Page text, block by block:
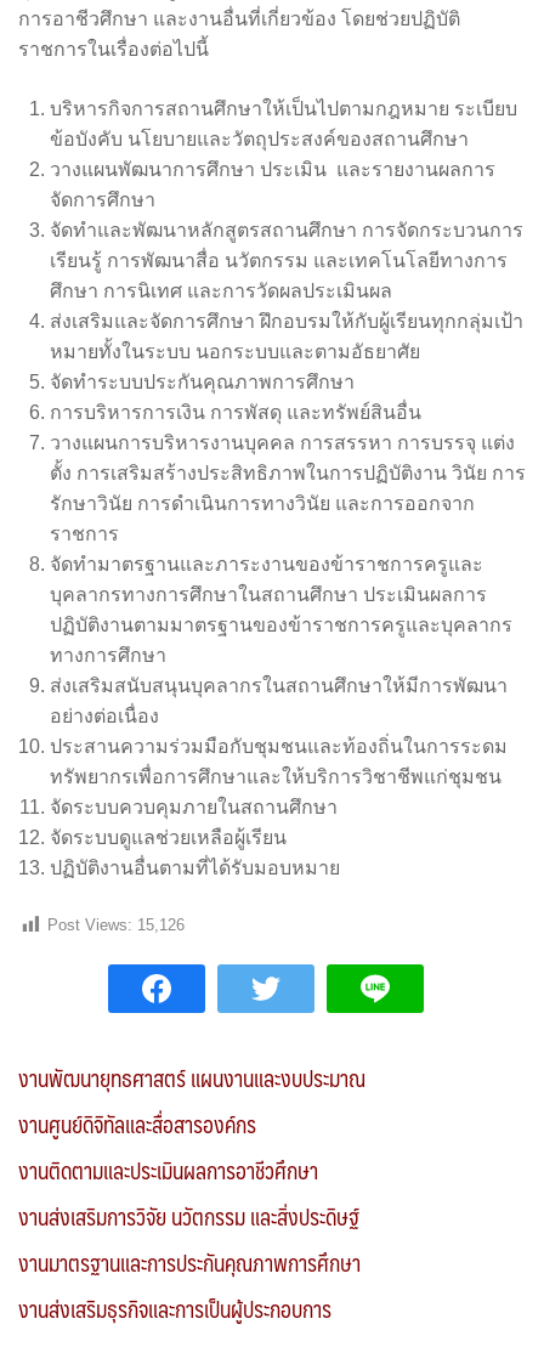
การอาชีวศึกษา และงานอื่นที่เกี่ยวข้อง โดยช่วยปฏิบัติ
ราชการในเรื่องต่อไปนี้
บริหารกิจการสถานศึกษาให้เป็นไปตามกฎหมาย ระเบียบ
ข้อบังคับ นโยบายและวัตถุประสงค์ของสถานศึกษา
วางแผนพัฒนาการศึกษา ประเมิน และรายงานผลการ
จัดการศึกษา
จัดทำและพัฒนาหลักสูตรสถานศึกษา การจัดกระบวนการ
เรียนรู้ การพัฒนาสื่อ นวัตกรรม และเทคโนโลยีทางการ
ศึกษา การนิเทศ และการวัดผลประเมินผล
ส่งเสริมและจัดการศึกษา ฝึกอบรมให้กับผู้เรียนทุกกลุ่มเป้า
หมายทั้งในระบบ นอกระบบและตามอัธยาศัย
จัดทำระบบประกันคุณภาพการศึกษา
การบริหารการเงิน การพัสดุ และทรัพย์สินอื่น
วางแผนการบริหารงานบุคคล การสรรหา การบรรจุ แต่ง
ตั้ง การเสริมสร้างประสิทธิภาพในการปฏิบัติงาน วินัย การ
รักษาวินัย การดำเนินการทางวินัย และการออกจาก
ราชการ
จัดทำมาตรฐานและภาระงานของข้าราชการครูและ
บุคลากรทางการศึกษาในสถานศึกษา ประเมินผลการ
ปฏิบัติงานตามมาตรฐานของข้าราชการครูและบุคลากร
ทางการศึกษา
ส่งเสริมสนับสนุนบุคลากรในสถานศึกษาให้มีการพัฒนา
อย่างต่อเนื่อง
ประสานความร่วมมือกับชุมชนและท้องถิ่นในการระดม
ทรัพยากรเพื่อการศึกษาและให้บริการวิชาชีพแก่ชุมชน
จัดระบบควบคุมภายในสถานศึกษา
จัดระบบดูแลช่วยเหลือผู้เรียน
ปฏิบัติงานอื่นตามที่ได้รับมอบหมาย
Post Views: 15,126
งานพัฒนายุทธศาสตร์ แผนงานและงบประมาณ
งานศูนย์ดิจิทัลและสื่อสารองค์กร
งานติดตามและประเมินผลการอาชีวศึกษา
งานส่งเสริมการวิจัย นวัตกรรม และสิ่งประดิษฐ์
งานมาตรฐานและการประกันคุณภาพการศึกษา
งานส่งเสริมธุรกิจและการเป็นผู้ประกอบการ